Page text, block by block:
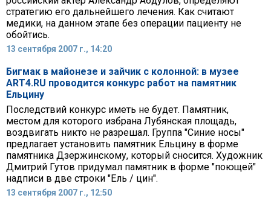
стратегию его дальнейшего лечения. Как считают
медики, на данном этапе без операции пациенту не
обойтись.
13 сентября 2007 г., 14:20
Бигмак в майонезе и зайчик с колонной: в музее
ART4.RU проводится конкурс работ на памятник
Ельцину
Последствий конкурс иметь не будет. Памятник,
местом для которого избрана Лубянская площадь,
воздвигать никто не разрешал. Группа "Синие носы"
предлагает установить памятник Ельцину в форме
памятника Дзержинскому, который сносится. Художник
Дмитрий Гутов придумал памятник в форме "поющей"
надписи в две строки "Ель / цин".
13 сентября 2007 г., 12:50